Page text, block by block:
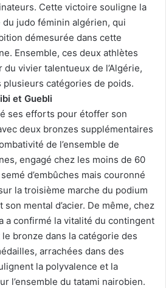
Cette victoire souligne la
judo féminin algérien, qui
démesurée dans cette
Ensemble, ces deux athlètes
vivier talentueux de l’Algérie,
catégories de poids.
et Guebli
ses efforts pour étoffer son
deux bronzes supplémentaires
de l’ensemble de
engagé chez les moins de 60
d’embûches mais couronné
la troisième marche du podium
mental d’acier. De même, chez
a confirmé la vitalité du contingent
bronze dans la catégorie des
arrachées dans des
la polyvalence et la
l’ensemble du tatami nairobien.